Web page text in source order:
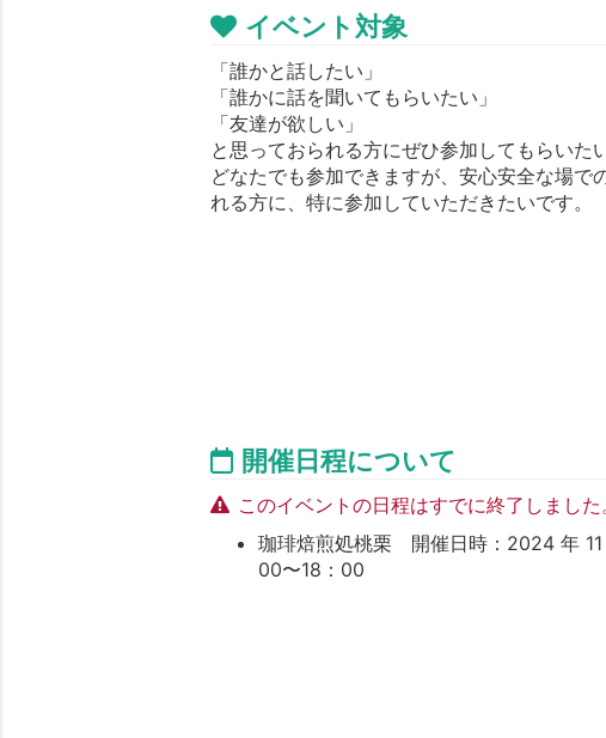
イベント対象
「誰かと話したい」
「誰かに話を聞いてもらいたい」
「友達が欲しい」
と思っておられる方にぜひ参加してもらいた
どなたでも参加できますが、安心安全な場で
れる方に、特に参加していただきたいです。
開催日程について
このイベントの日程はすでに終了しました
珈琲焙煎処桃栗 開催日時：2024 年 11
00〜18：00